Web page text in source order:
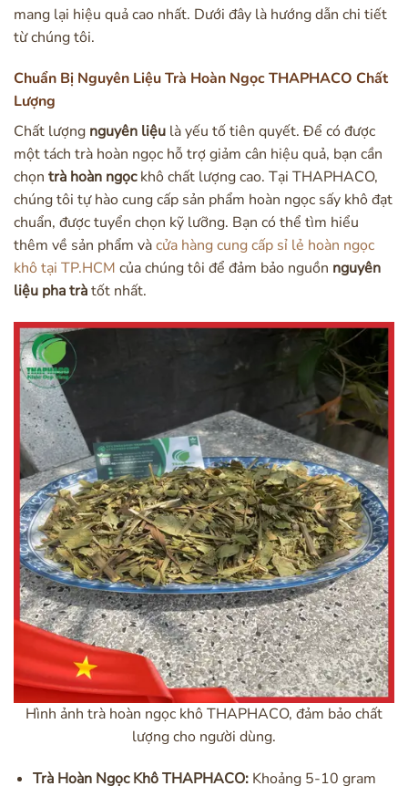
mang lại hiệu quả cao nhất. Dưới đây là hướng dẫn chi tiết
từ chúng tôi.
Chuẩn Bị Nguyên Liệu Trà Hoàn Ngọc THAPHACO Chất
Lượng
Chất lượng nguyên liệu là yếu tố tiên quyết. Để có được
một tách trà hoàn ngọc hỗ trợ giảm cân hiệu quả, bạn cần
chọn trà hoàn ngọckhô chất lượng cao. Tại THAPHACO,
chúng tôi tự hào cung cấp sản phẩm hoàn ngọc sấy khô đạt
chuẩn, được tuyển chọn kỹ lưỡng. Bạn có thể tìm hiểu
thêm về sản phẩm vàcửa hàng cung cấp sỉ lẻ hoàn ngọc
khô tại TP.HCM của chúng tôi để đảm bảo nguồn nguyên
liệu pha tràtốt nhất.
Hình ảnh trà hoàn ngọc khô THAPHACO, đảm bảo chất
lượng cho người dùng.
Trà Hoàn Ngọc Khô THAPHACO:Khoảng 5-10 gram